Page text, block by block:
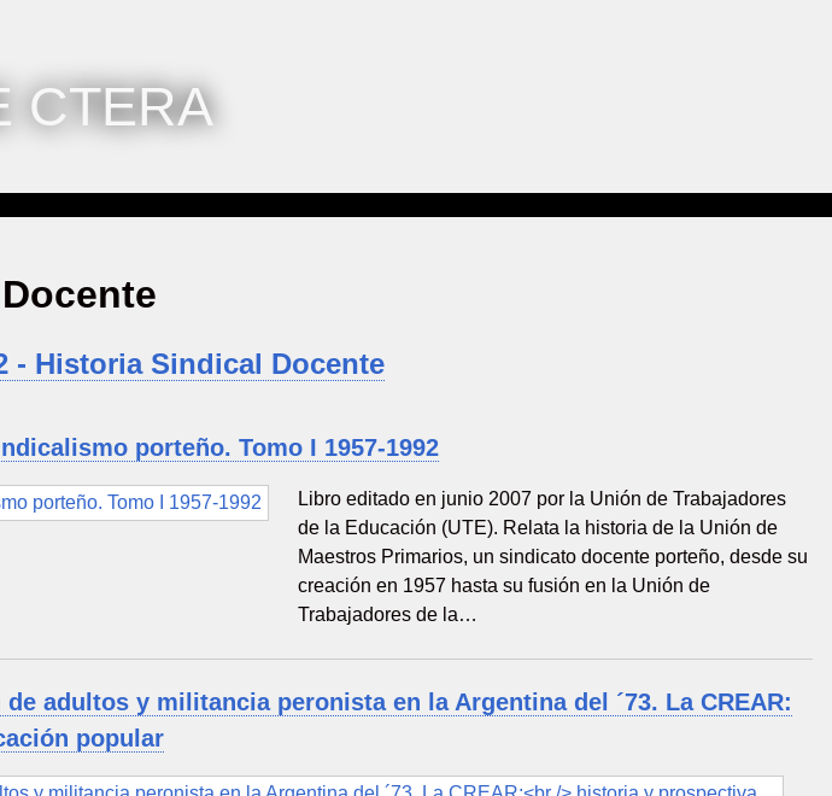
CTERA
- Historia Sindical Docente
porteño. Tomo I 1957-1992
Libro editado en junio 2007 por la Unión de Trabajadores
de la Educación (UTE). Relata la historia de la Unión de
Maestros Primarios, un sindicato docente porteño, desde su
creación en 1957 hasta su fusión en la Unión de
Trabajadores de la…
adultos y militancia peronista en la Argentina del ´73. La CREAR:
popular